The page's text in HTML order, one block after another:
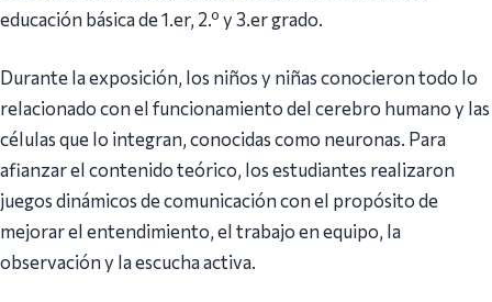
educación básica de 1.er, 2.º y 3.er grado.
Durante la exposición, los niños y niñas conocieron todo lo
relacionado con el funcionamiento del cerebro humano y las
células que lo integran, conocidas como neuronas. Para
afianzar el contenido teórico, los estudiantes realizaron
juegos dinámicos de comunicación con el propósito de
mejorar el entendimiento, el trabajo en equipo, la
observación y la escucha activa.